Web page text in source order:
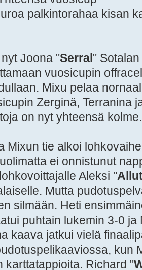
palkintorahaa kisan
Joona "Serral"
vuosicupin
Mixu pelaa
Zerginä, Terranina
on nyt yhteensä kolme.
Mixun tie alkoi
ei onnistunut
Aleksi "
Mutta
silmään. Heti
puhtain lukemin 3-0
kaava jatkui vielä
kun
karttatappioita. Richard "